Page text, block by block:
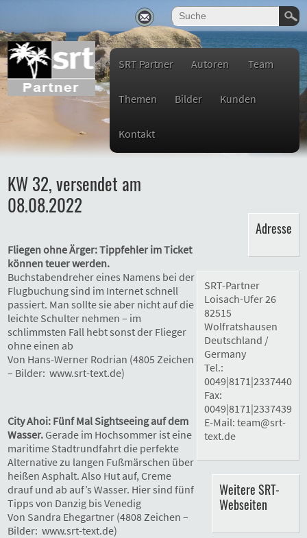
SRT Partner Autoren Team
Themen Bilder Kunden
Kontakt
KW 32, versendet am
08.08.2022
Fliegen ohne Ärger: Tippfehler im Ticket
können teuer werden.
Buchstabendreher eines Namens bei der
Flugbuchung sind im Internet schnell
passiert. Man sollte sie aber nicht auf die
leichte Schulter nehmen – im
schlimmsten Fall hebt sonst der Flieger
ohne einen ab
Von Hans-Werner Rodrian (4805 Zeichen
– Bilder: www.srt-text.de)
City Ahoi: Fünf Mal Sightseeing auf dem
Wasser. Gerade im Hochsommer ist eine
maritime Stadtrundfahrt die perfekte
Alternative zu langen Fußmärschen über
heißen Asphalt. Also Hut auf, Creme
drauf und ab auf’s Wasser. Hier sind fünf
Tipps von Danzig bis Venedig
Von Sandra Ehegartner (4808 Zeichen –
Bilder: www.srt-text.de)
Adresse
SRT-Partner
Loisach-Ufer 26
82515
Wolfratshausen
Deutschland /
Germany
Tel.:
0049|8171|2337440
Fax:
0049|8171|2337439
E-Mail: team@srt-
text.de
Weitere SRT-
Webseiten